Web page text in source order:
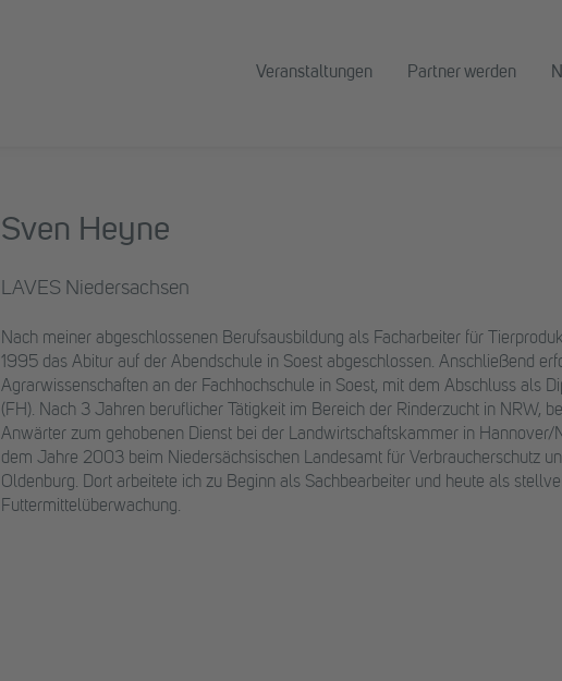
Veranstaltungen Partner werden
Sven Heyne
LAVES Niedersachsen
Nach meiner abgeschlossenen Berufsausbildung als Facharbeiter für
1995 das Abitur auf der Abendschule in Soest abgeschlossen. Anschließend
Agrarwissenschaften an der Fachhochschule in Soest, mit dem Abschluss als
(FH). Nach 3 Jahren beruflicher Tätigkeit im Bereich der Rinderzucht in NRW,
Anwärter zum gehobenen Dienst bei der Landwirtschaftskammer in Hannover/
dem Jahre 2003 beim Niedersächsischen Landesamt für Verbraucherschutz
Oldenburg. Dort arbeitete ich zu Beginn als Sachbearbeiter und heute als
Futtermittelüberwachung.